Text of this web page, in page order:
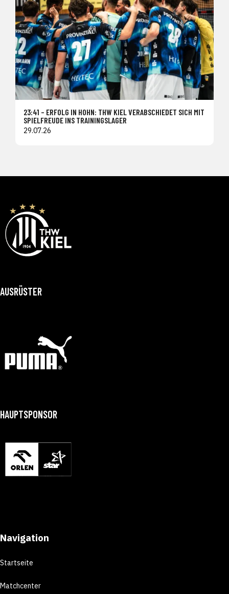
23:41 – ERFOLG IN HOHN: THW KIEL VERABSCHIEDET SICH MIT
SPIELFREUDE INS TRAININGSLAGER
29.07.26
AUSRÜSTER
HAUPTSPONSOR
Navigation
Startseite
Matchcenter